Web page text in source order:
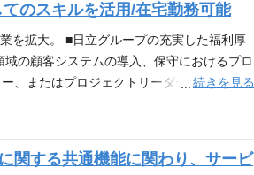
ーションの営業経験 ■システムインテグ
向け営業支援システム「REGASAS」は、
を享受できます。リモートワークも入社直
のスキルを活用/在宅勤務可能
を拡大。 ■日立グループの充実した福利厚
の顧客システムの導入、保守におけるプロ
、またはプロジェクトリーダーとしてリー
ネージャー、またはプロジェクトリーダー
ジメント知識をお持ちでプロジェクト管理
ョンが可能な方 【歓迎】 ・製薬企業向け
続きを見る
関する共通機能に関わり、サービ